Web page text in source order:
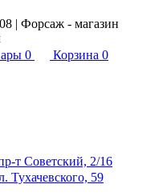
| Форсаж - магазин
0 Корзина 0
т Советский, 2/16
Тухачевского, 59